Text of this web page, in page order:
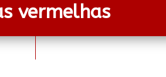
vermelhas